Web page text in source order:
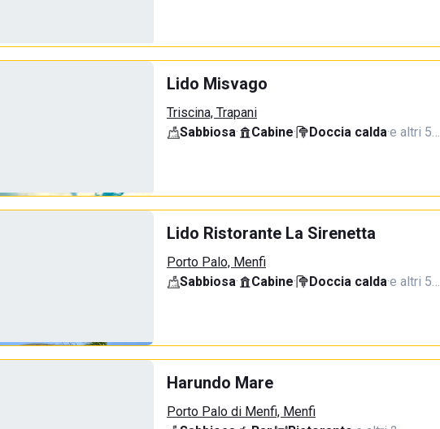
Lido Misvago
Triscina, Trapani
Sabbiosa· Cabine· Doccia calda·e altri 5…
Lido Ristorante La Sirenetta
Porto Palo, Menfi
Sabbiosa· Cabine· Doccia calda·e altri 5…
Harundo Mare
Porto Palo di Menfi, Menfi